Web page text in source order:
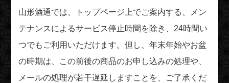
山形酒通では、トップページ上でご案内する、メン
テナンスによるサービス停止時間を除き、24時間い
つでもご利用いただけます。但し、年末年始やお盆
の時期は、この前後の商品のお申し込みの処理や、
メールの処理が若干遅延しますことを、ご了承くだ